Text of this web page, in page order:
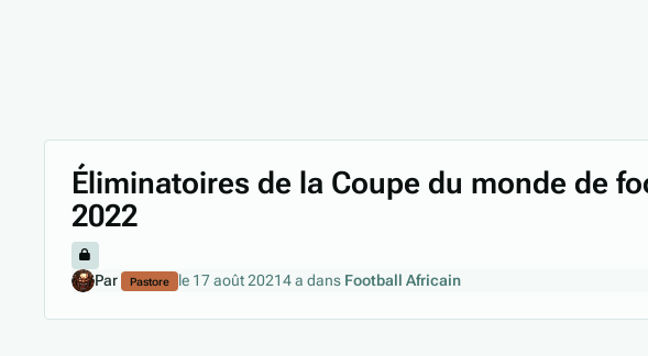
Éliminatoires de la Coupe du monde de
2022
Par Pastore le 17 août 20214 a dans Football Africain